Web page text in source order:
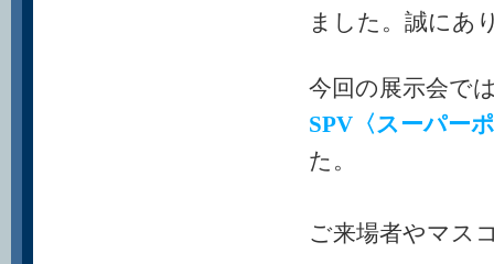
ました。誠にあ
今回の展示会で
SPV〈スーパー
た。
ご来場者やマス